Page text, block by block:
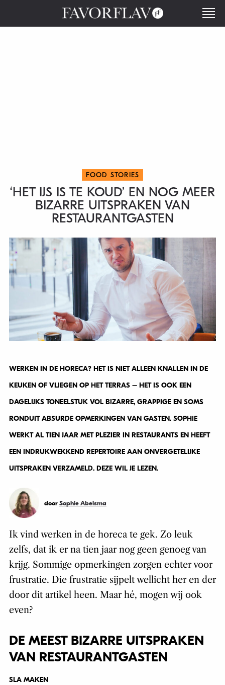
FOOD STORIES
‘HET IJS IS TE KOUD’ EN NOG MEER
BIZARRE UITSPRAKEN VAN
RESTAURANTGASTEN
WERKEN IN DE HORECA? HET IS NIET ALLEEN KNALLEN IN DE
KEUKEN OF VLIEGEN OP HET TERRAS – HET IS OOK EEN
DAGELIJKS TONEELSTUK VOL BIZARRE, GRAPPIGE EN SOMS
RONDUIT ABSURDE OPMERKINGEN VAN GASTEN. SOPHIE
WERKT AL TIEN JAAR MET PLEZIER IN RESTAURANTS EN HEEFT
EEN INDRUKWEKKEND REPERTOIRE AAN ONVERGETELIJKE
UITSPRAKEN VERZAMELD. DEZE WIL JE LEZEN.
door Sophie Abelsma
Ik vind werken in de horeca te gek. Zo leuk
zelfs, dat ik er na tien jaar nog geen genoeg van
krijg. Sommige opmerkingen zorgen echter voor
frustratie. Die frustratie sijpelt wellicht her en der
door dit artikel heen. Maar hé, mogen wij ook
even?
DE MEEST BIZARRE UITSPRAKEN
VAN RESTAURANTGASTEN
SLA MAKEN